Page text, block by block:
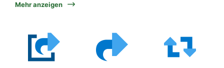
Mehr anzeigen